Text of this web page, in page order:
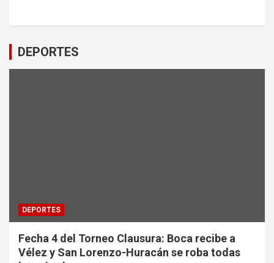
DEPORTES
DEPORTES
Fecha 4 del Torneo Clausura: Boca recibe a
Vélez y San Lorenzo-Huracán se roba todas